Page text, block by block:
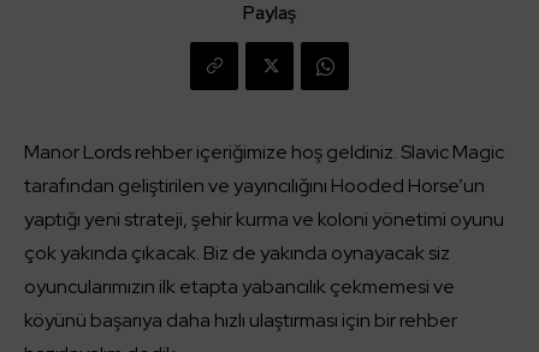
Paylaş
Manor Lords rehber içeriğimize hoş geldiniz. Slavic Magic
tarafından geliştirilen ve yayıncılığını Hooded Horse’un
yaptığı yeni strateji, şehir kurma ve koloni yönetimi oyunu
çok yakında çıkacak. Biz de yakında oynayacak siz
oyuncularımızın ilk etapta yabancılık çekmemesi ve
köyünü başarıya daha hızlı ulaştırması için bir rehber